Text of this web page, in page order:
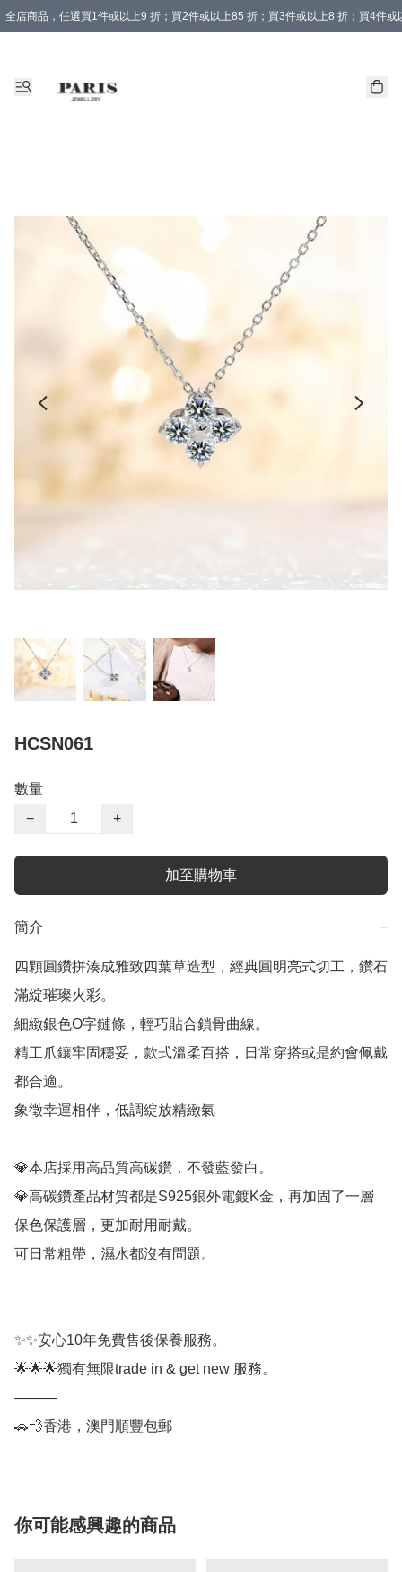
全店商品，任選買1件或以上9 折；買2件或以上85 折；買3件或以上8 折；買4件或
HCSN061
數量
−
+
加至購物車
簡介 −
四顆圓鑽拼湊成雅致四葉草造型，經典圓明亮式切工，鑽石
滿綻璀璨火彩。
細緻銀色O字鏈條，輕巧貼合鎖骨曲線。
精工爪鑲牢固穩妥，款式溫柔百搭，日常穿搭或是約會佩戴
都合適。
象徵幸運相伴，低調綻放精緻氣
💎本店採用高品質高碳鑽，不發藍發白。
💎高碳鑽產品材質都是S925銀外電鍍K金，再加固了一層
保色保護層，更加耐用耐戴。
可日常粗帶，濕水都沒有問題。
✨✨安心10年免費售後保養服務。
🌟🌟🌟獨有無限trade in & get new 服務。
———
🚗💨香港，澳門順豐包郵
你可能感興趣的商品